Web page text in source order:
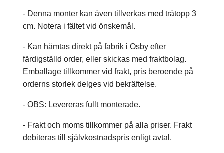
- Denna monter kan även tillverkas med trätopp 3
cm. Notera i fältet vid önskemål.
- Kan hämtas direkt på fabrik i Osby efter
färdigställd order, eller skickas med fraktbolag.
Emballage tillkommer vid frakt, pris beroende på
orderns storlek delges vid bekräftelse.
- OBS: Levereras fullt monterade.
- Frakt och moms tillkommer på alla priser. Frakt
debiteras till självkostnadspris enligt avtal.